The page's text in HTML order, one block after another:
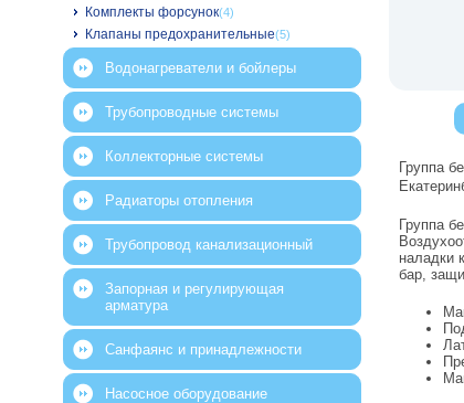
Группа
Группа
наладки
бар,
Комплекты форсунок(4)
Клапаны предохранительные(5)
Водонагреватели и бойлеры
Трубопроводные системы
Коллекторные системы
Радиаторы отопления
Трубопровод канализационный
Запорная и регулирующая
арматура
Санфаянс и принадлежности
Насосное оборудование